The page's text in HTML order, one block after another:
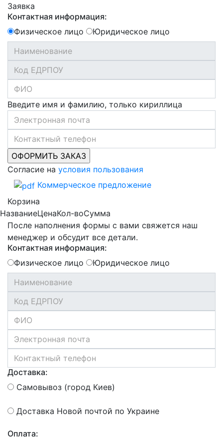
Заявка
Контактная информация:
Физическое лицо
Юридическое лицо
Введите имя и фамилию, только кириллица
Согласие на условия пользования
Коммерческое предложение
Корзина
НазваниеЦенаКол-воСумма
После наполнения формы с вами свяжется наш
менеджер и обсудит все детали.
Контактная информация:
Физическое лицо
Юридическое лицо
Доставка:
Самовывоз (город Киев)
Доставка Новой почтой по Украине
Оплата: